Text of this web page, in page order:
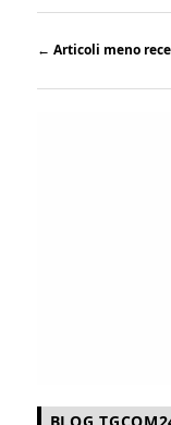
← Articoli meno
BLOG